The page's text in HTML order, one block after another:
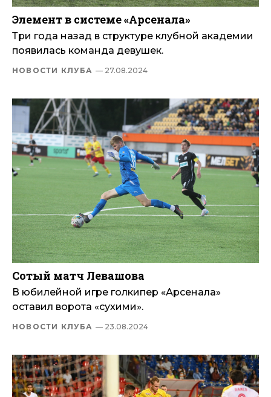
Элемент в системе «Арсенала»
Три года назад в структуре клубной академии
появилась команда девушек.
НОВОСТИ КЛУБА — 27.08.2024
Сотый матч Левашова
В юбилейной игре голкипер «Арсенала»
оставил ворота «сухими».
НОВОСТИ КЛУБА — 23.08.2024